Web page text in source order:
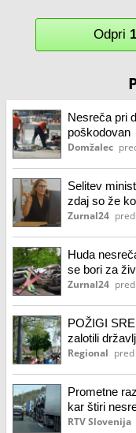
Odpri
Nesreča pri
poškodovan
Domžalec
Selitev
zdaj so že
Zurnal24
Huda
se bori za
Zurnal24
POŽIGI
zalotili
Regional
Prometne
kar štiri
RTV Slovenija